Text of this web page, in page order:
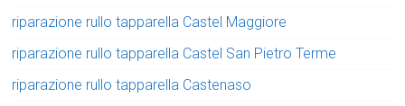
riparazione rullo tapparella Castel Maggiore
riparazione rullo tapparella Castel San Pietro Terme
riparazione rullo tapparella Castenaso